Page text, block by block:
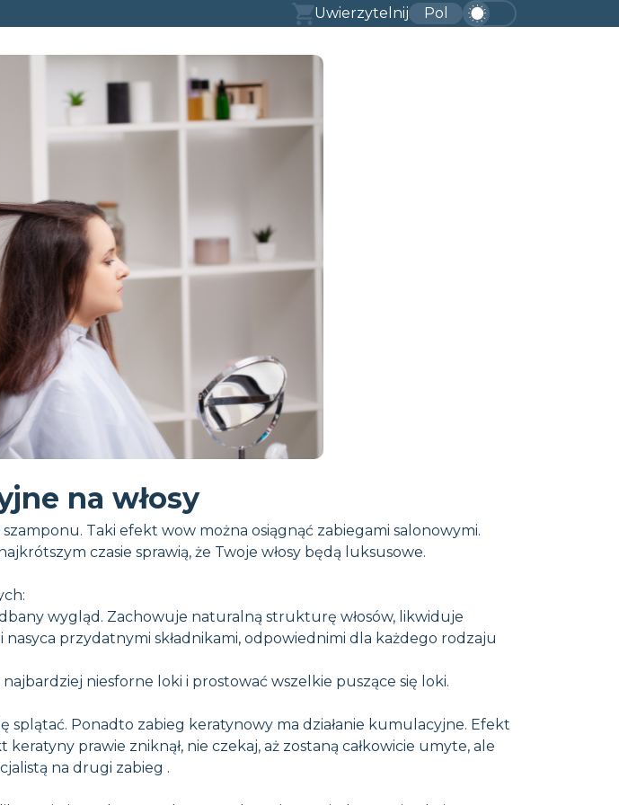
Uwierzytelnij Pol
na włosy
Taki efekt wow można osiągnąć zabiegami salonowymi.
czasie sprawią, że Twoje włosy będą luksusowe.
wygląd. Zachowuje naturalną strukturę włosów, likwiduje
nasyca przydatnymi składnikami, odpowiednimi dla każdego rodzaju
niesforne loki i prostować wszelkie puszące się loki.
splątać. Ponadto zabieg keratynowy ma działanie kumulacyjne. Efekt
prawie zniknął, nie czekaj, aż zostaną całkowicie umyte, ale
na drugi zabieg .